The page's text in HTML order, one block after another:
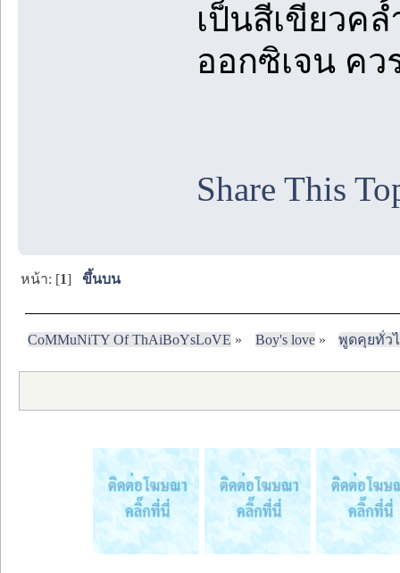
เป็นสีเขียวค
ออกซิเจน ค
Share This
หน้า: [1]ขึ้นบน
CoMMuNiTY Of ThAiBoYsLoVE » Boy's love» พูดคุยทั่ว